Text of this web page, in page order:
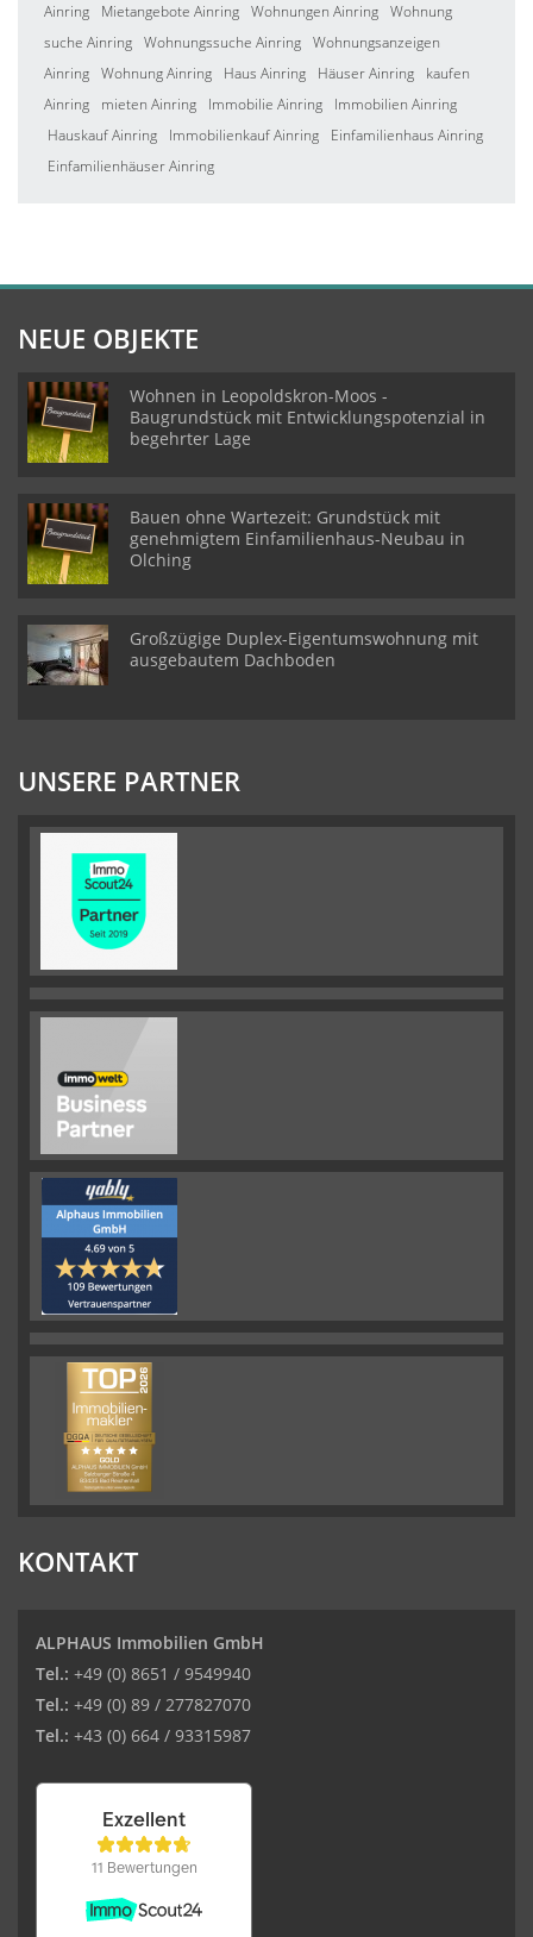
Ainring
Mietangebote Ainring Wohnungen Ainring Wohnung
suche Ainring Wohnungssuche Ainring Wohnungsanzeigen
Ainring Wohnung Ainring Haus Ainring Häuser Ainring
kaufen
Ainring
mieten Ainring Immobilie Ainring
Immobilien Ainring
Hauskauf Ainring
Immobilienkauf Ainring
Einfamilienhaus Ainring
Einfamilienhäuser Ainring
NEUE OBJEKTE
Wohnen in Leopoldskron-Moos -
Baugrundstück mit Entwicklungspotenzial in
begehrter Lage
Bauen ohne Wartezeit: Grundstück mit
genehmigtem Einfamilienhaus-Neubau in
Olching
Großzügige Duplex-Eigentumswohnung mit
ausgebautem Dachboden
UNSERE PARTNER
KONTAKT
ALPHAUS Immobilien GmbH
Tel.: +49 (0) 8651 / 9549940
Tel.: +49 (0) 89 / 277827070
Tel.: +43 (0) 664 / 93315987